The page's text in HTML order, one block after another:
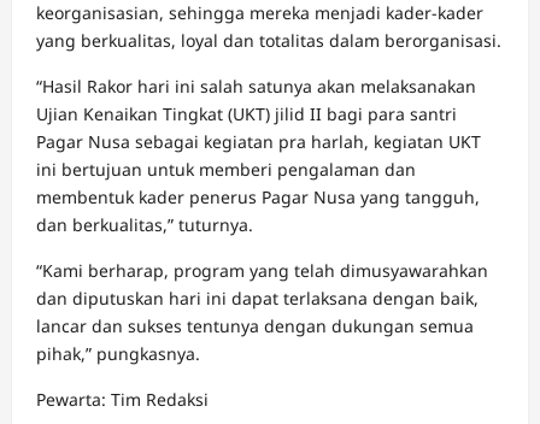
keorganisasian, sehingga mereka menjadi kader-kader
yang berkualitas, loyal dan totalitas dalam berorganisasi.
“Hasil Rakor hari ini salah satunya akan melaksanakan
Ujian Kenaikan Tingkat (UKT) jilid II bagi para santri
Pagar Nusa sebagai kegiatan pra harlah, kegiatan UKT
ini bertujuan untuk memberi pengalaman dan
membentuk kader penerus Pagar Nusa yang tangguh,
dan berkualitas,” tuturnya.
“Kami berharap, program yang telah dimusyawarahkan
dan diputuskan hari ini dapat terlaksana dengan baik,
lancar dan sukses tentunya dengan dukungan semua
pihak,” pungkasnya.
Pewarta: Tim Redaksi